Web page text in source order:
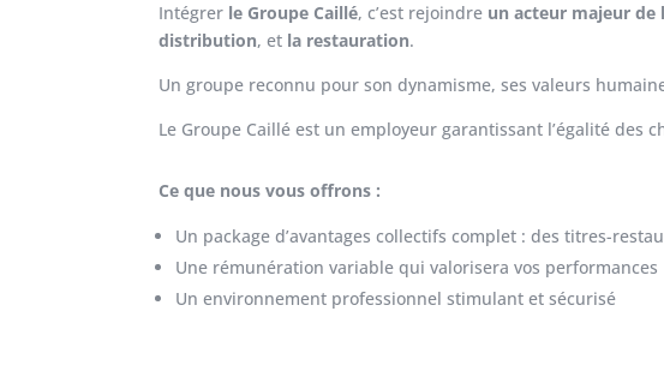
Intégrer le Groupe Caillé, c’est rejoindre un acteur majeur de
distribution, et la restauration.
Un groupe reconnu pour son dynamisme, ses valeurs
Le Groupe Caillé est un employeur garantissant l’égalité des
Ce que nous vous offrons :
Un package d’avantages collectifs complet : des titres-
Une rémunération variable qui valorisera vos performances
Un environnement professionnel stimulant et sécurisé